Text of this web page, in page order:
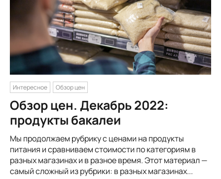
Интересное Обзор цен
Обзор цен. Декабрь 2022:
продукты бакалеи
Мы продолжаем рубрику с ценами на продукты
питания и сравниваем стоимости по категориям в
разных магазинах и в разное время. Этот материал —
самый сложный из рубрики: в разных магазинах...